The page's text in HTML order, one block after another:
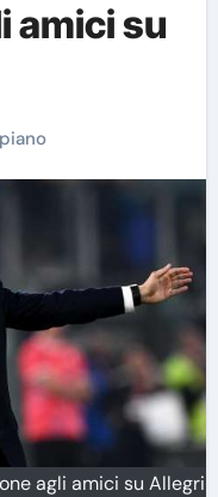
amici su
agli amici su Allegri